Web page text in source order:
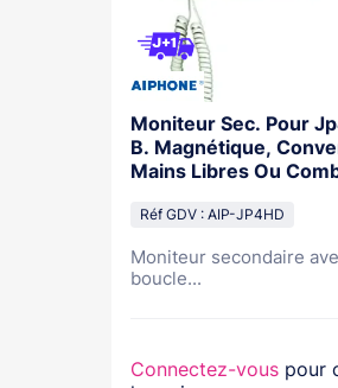
Moniteur Sec. Pour
B. Magnétique,
Mains Libres Ou
Réf GDV : AIP-JP4HD
Moniteur secondaire
boucle...
Connectez-vous pour